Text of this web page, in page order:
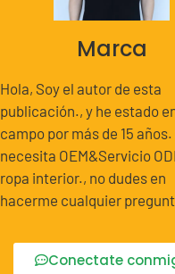
Marca
Hola, Soy el autor de esta
publicación., y he estado
campo por más de 15 años.
necesita OEM&Servicio
ropa interior., no dudes en
hacerme cualquier
Conectate